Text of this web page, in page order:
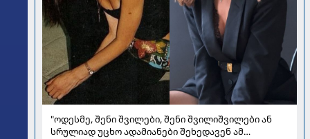
"ოდესმე, შენი შვილები, შენი შვილიშვილები ან
სრულიად უცხო ადამიანები შეხედავენ ამ